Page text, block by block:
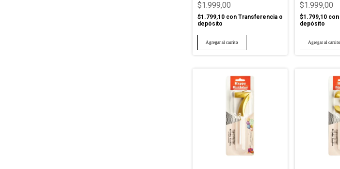
$1.999,00
$1.799,10 con Transferencia o
depósito
$1.999,00
$1.799,10 con
depósito